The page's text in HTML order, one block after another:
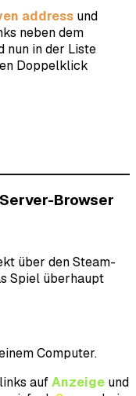
address und
neben dem
nun in der Liste
Doppelklick
Browser
über den Steam-
Spiel überhaupt
Computer.
aufAnzeige und